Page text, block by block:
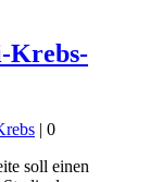
Krebs-
| 0
soll einen